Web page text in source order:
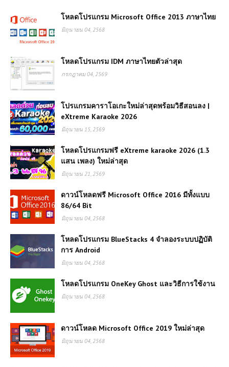
โหลดโปรแกรม Microsoft Office 2013 ภาษาไทย
มิถุนายน 04, 2568
โหลดโปรแกรม IDM ภาษาไทยตัวล่าสุด
กรกฎาคม 04, 2569
โปรแกรมคาราโอเกะใหม่ล่าสุดพร้อมวิธีสอนลง |
eXtreme Karaoke 2026
มิถุนายน 15, 2569
โหลดโปรแกรมฟรี eXtreme karaoke 2026 (1.3
แสน เพลง) ใหม่ล่าสุด
มิถุนายน 21, 2569
ดาวน์โหลดฟรี Microsoft Office 2016 มีทั้งแบบ
86/64 Bit
มิถุนายน 04, 2568
โหลดโปรแกรม BlueStacks 4 จำลองระบบปฏิบัติ
การ Android
มิถุนายน 04, 2568
โหลดโปรแกรม OneKey Ghost และวิธีการใช้งาน
มิถุนายน 04, 2568
ดาวน์โหลด Microsoft Office 2019 ใหม่ล่าสุด
มิถุนายน 04, 2568